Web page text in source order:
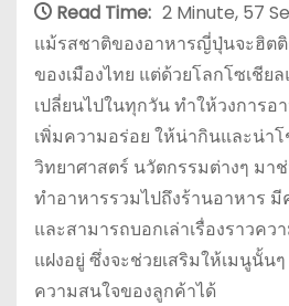
Read Time: 2 Minute, 57
แม้รสชาติของอาหารญี่ปุ่นจะฮิต
ของเมืองไทย แต่ด้วยโลกโซเชีย
เปลี่ยนไปในทุกวัน ทำให้วงการอ
เพิ่มความอร่อย ให้น่ากินและน่า
วิทยาศาสตร์ นวัตกรรมต่างๆ มา
ทำอาหารรวมไปถึงร้านอาหาร มี
และสามารถบอกเล่าเรื่องราวคว
แฝงอยู่ ซึ่งจะช่วยเสริมให้เมนูนั้น
ความสนใจของลูกค้าได้